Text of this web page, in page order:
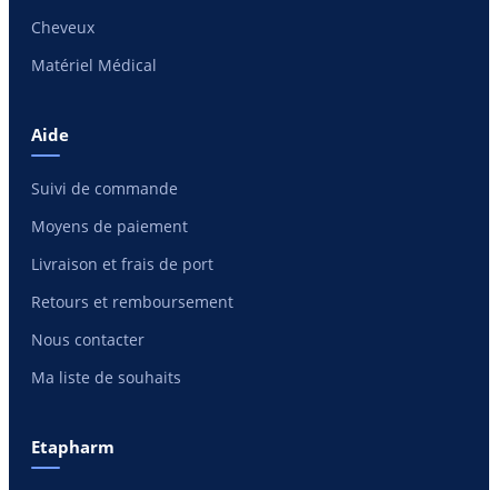
Cheveux
Matériel Médical
Aide
Suivi de commande
Moyens de paiement
Livraison et frais de port
Retours et remboursement
Nous contacter
Ma liste de souhaits
Etapharm